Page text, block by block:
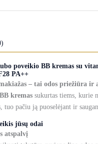
poveikio BB kremas su
PA++
– tai odos priežiūra ir
kremas sukurtas tiems, kurie
tuo pačiu ją puoselėjant ir
jūsų odai
atspalvį